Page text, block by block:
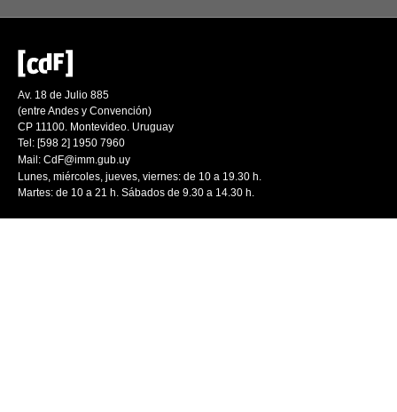
Av. 18 de Julio 885
(entre Andes y Convención)
CP 11100. Montevideo. Uruguay
Tel: [598 2] 1950 7960
Mail: CdF@imm.gub.uy
Lunes, miércoles, jueves, viernes: de 10 a 19.30 h.
Martes: de 10 a 21 h. Sábados de 9.30 a 14.30 h.